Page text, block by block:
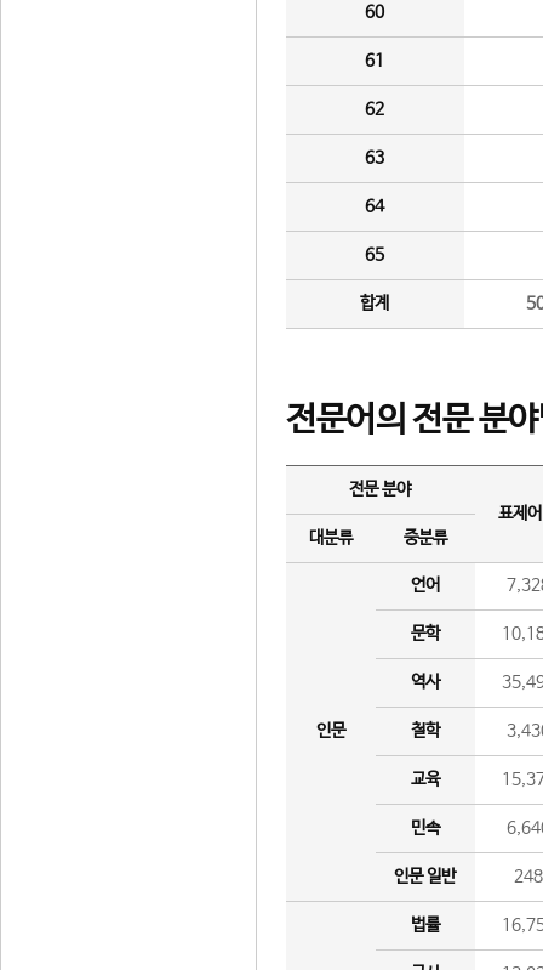
60
61
62
63
64
65
합계
전문어의 전문 분
전문 분야
표제
대분류
중분류
인문
언어
문학
역사
철학
교육
민속
인문 일반 248
법률